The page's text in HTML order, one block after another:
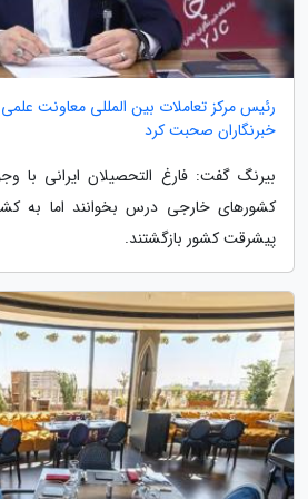
رئیس مرکز تعاملات بین المللی معاونت
خبرنگاران صحبت کرد
بیرنگ گفت: فارغ التحصیلان ایرانی با
کشورهای خارجی درس بخوانند اما به
پیشرقت کشور بازگشتند.